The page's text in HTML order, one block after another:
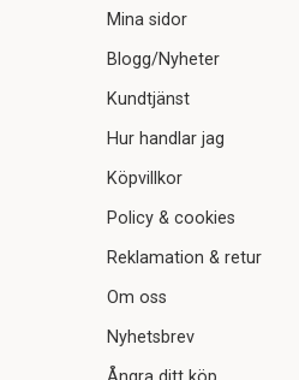
Mina sidor
Blogg/Nyheter
Kundtjänst
Hur handlar jag
Köpvillkor
Policy & cookies
Reklamation & retur
Om oss
Nyhetsbrev